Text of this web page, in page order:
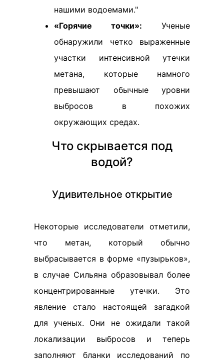
нашими водоемами."
«Горячие точки»: Ученые
обнаружили четко выраженные
участки интенсивной утечки
метана, которые намного
превышают обычные уровни
выбросов в похожих
окружающих средах.
Что скрывается под
водой?
Удивительное открытие
Некоторые исследователи отметили,
что метан, который обычно
выбрасывается в форме «пузырьков»,
в случае Сильяна образовывал более
концентрированные утечки. Это
явление стало настоящей загадкой
для ученых. Они не ожидали такой
локализации выбросов и теперь
заполняют бланки исследований по